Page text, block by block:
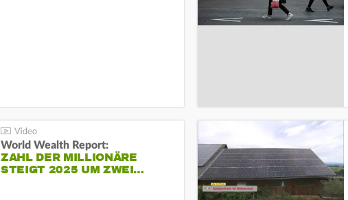
World Wealth Report:
ZAHL DER MILLIONÄRE
STEIGT 2025 UM ZWEI…